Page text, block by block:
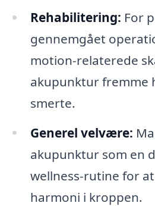
Rehabilitering: For
gennemgået
motion-relaterede
akupunktur fremme
smerte.
Generel velvære:
akupunktur som en
wellness-rutine for
harmoni i kroppen.